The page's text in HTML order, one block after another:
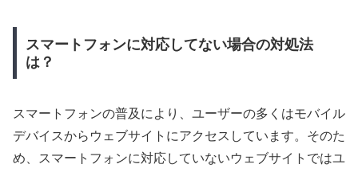
スマートフォンに対応してない場合の対処法
は？
スマートフォンの普及により、ユーザーの多くはモバイル
デバイスからウェブサイトにアクセスしています。そのた
め、スマートフォンに対応していないウェブサイトではユ